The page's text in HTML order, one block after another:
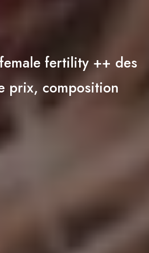
fertility ++ des
prix, composition